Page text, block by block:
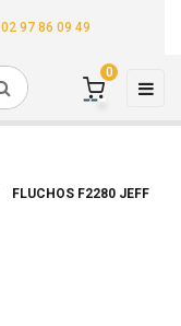
02 97 86 09 49
☰
0
FLUCHOS F2280 JEFF